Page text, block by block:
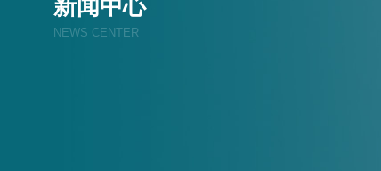
新闻中心
NEWS CENTER